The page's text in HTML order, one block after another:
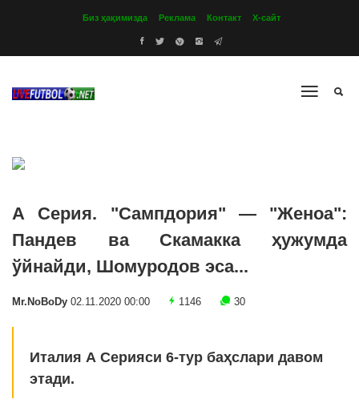
Биз ҳақимизда Реклама Контакт Х-сайт
А Серия. "Сампдория" — "Женоа":
Пандев ва Скамакка ҳужумда
ўйнайди, Шомуродов эса...
Mr.NoBoDy 02.11.2020 00:00 1146 30
Италия А Серияси 6-тур баҳслари давом
этади.